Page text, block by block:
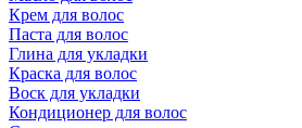
Крем для волос
Паста для волос
Глина для укладки
Краска для волос
Воск для укладки
Кондиционер для волос